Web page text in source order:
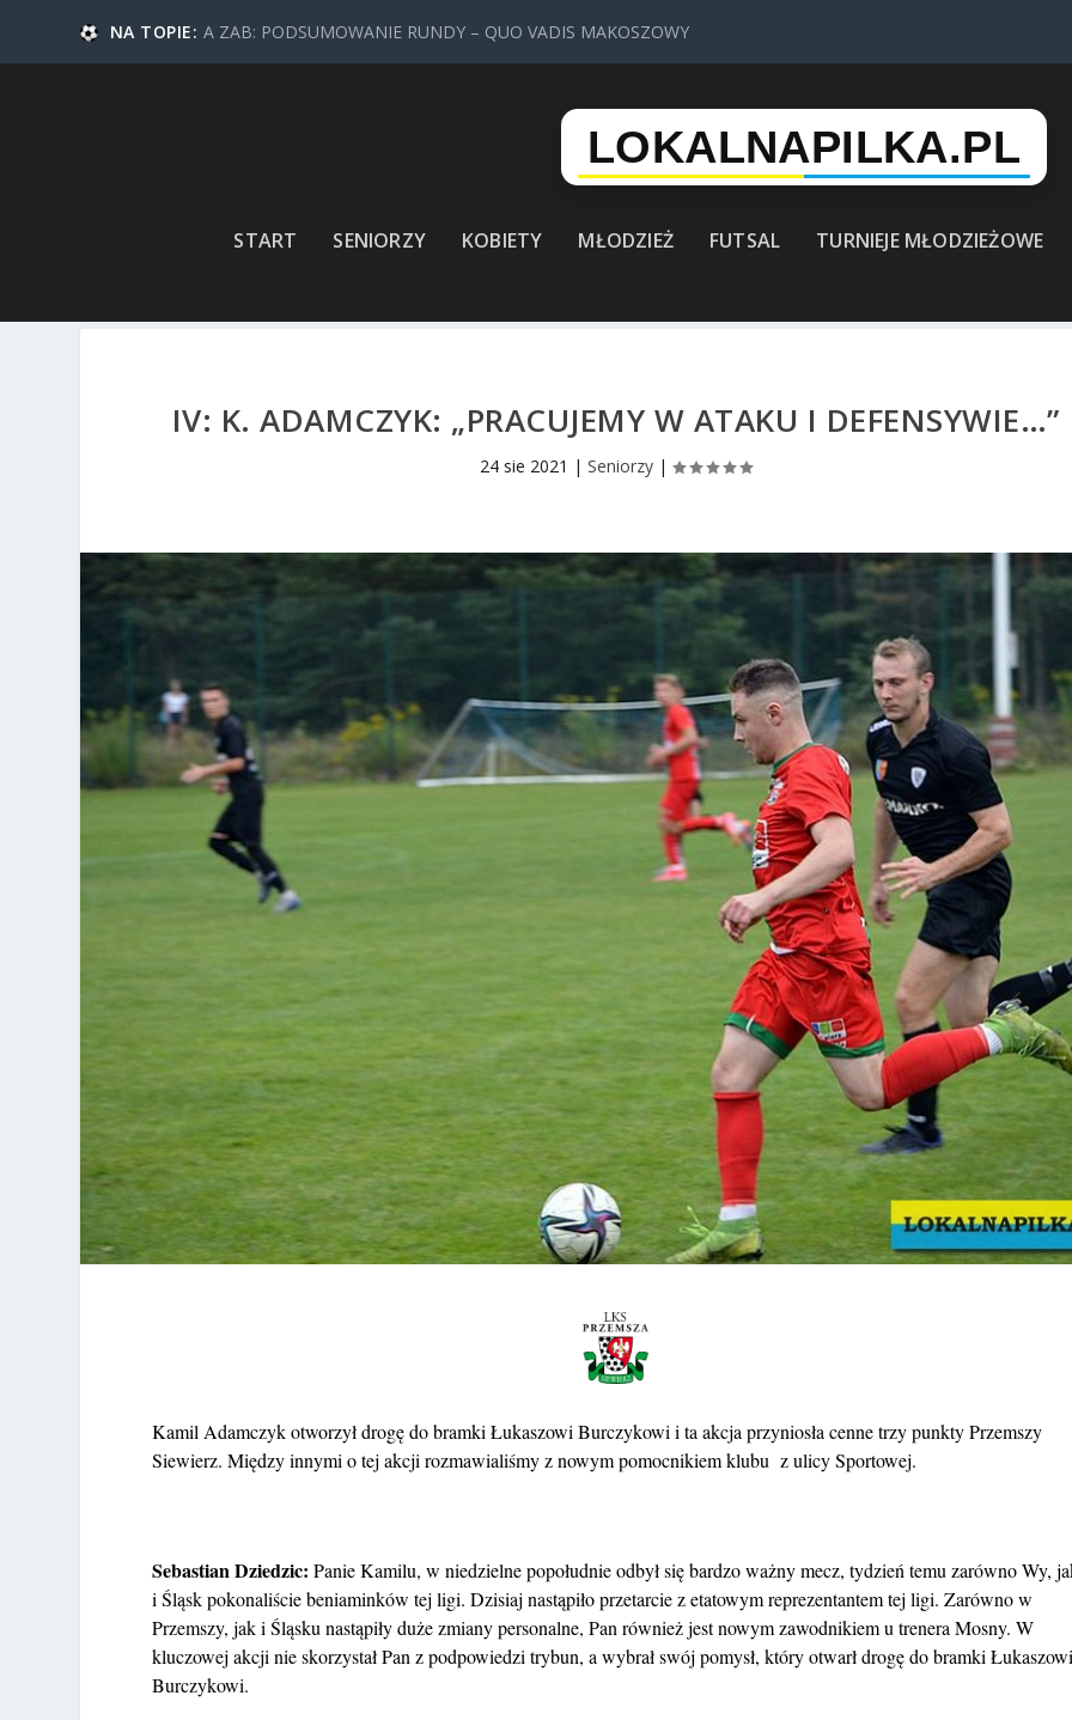
NA TOPIE: A ZAB: PODSUMOWANIE RUNDY – QUO VADIS MAKOSZOWY
START SENIORZY KOBIETY MŁODZIEŻ FUTSAL TURNIEJE MŁODZIEŻOWE
IV: K. ADAMCZYK: „PRACUJEMY W ATAKU I DEFENSYWIE…”
24 sie 2021 |Seniorzy |
Kamil Adamczyk otworzył drogę do bramki Łukaszowi Burczykowi i ta akcja przyniosła cenne trzy punkty Przemszy
Siewierz. Między innymi o tej akcji rozmawialiśmy z nowym pomocnikiem klubu z ulicy Sportowej.
Sebastian Dziedzic: Panie Kamilu, w niedzielne popołudnie odbył się bardzo ważny mecz, tydzień temu zarówno Wy,
i Śląsk pokonaliście beniaminków tej ligi. Dzisiaj nastąpiło przetarcie z etatowym reprezentantem tej ligi. Zarówno w
Przemszy, jak i Śląsku nastąpiły duże zmiany personalne, Pan również jest nowym zawodnikiem u trenera Mosny. W
kluczowej akcji nie skorzystał Pan z podpowiedzi trybun, a wybrał swój pomysł, który otwarł drogę do bramki
Burczykowi.